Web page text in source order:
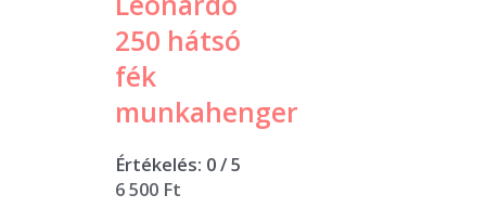
250 hátsó
fék
munkahenger
Értékelés: 0/ 5
6 500 Ft